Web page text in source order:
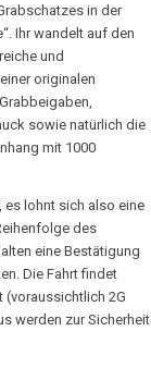
in der
Ihr wandelt auf den
und
originalen
sowie natürlich die
mit 1000
es lohnt sich also eine
des
eine Bestätigung
Die Fahrt findet
(voraussichtlich 2G
werden zur Sicherheit